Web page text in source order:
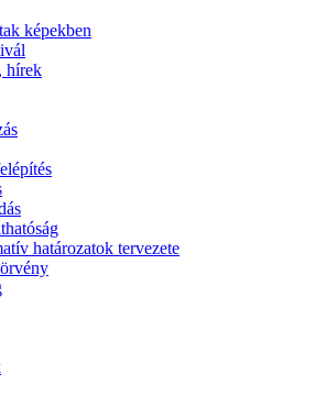
képekben
hírek
határozatok tervezete